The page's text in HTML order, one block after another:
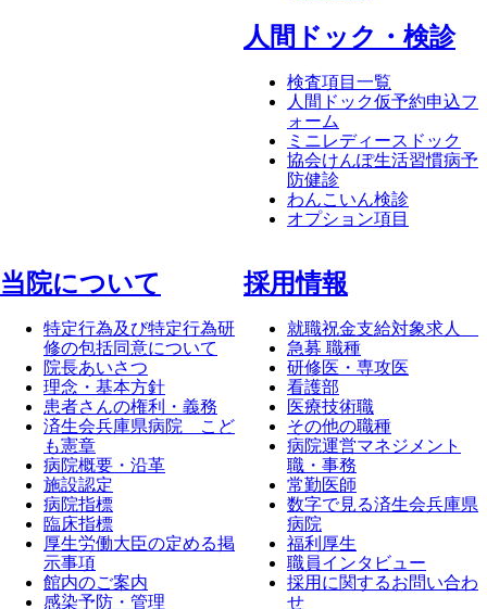
⼈間ドック・検診
検査項目一覧
人間ドック仮予約申込フ
ォーム
ミニレディースドック
協会けんぽ生活習慣病予
防健診
わんこいん検診
オプション項目
当院について
特定行為及び特定行為研
修の包括同意について
院長あいさつ
理念・基本方針
患者さんの権利・義務
済生会兵庫県病院 こど
も憲章
病院概要・沿革
施設認定
病院指標
臨床指標
厚生労働大臣の定める掲
示事項
館内のご案内
感染予防・管理
採⽤情報
就職祝金支給対象求人
急募 職種
研修医・専攻医
看護部
医療技術職
その他の職種
病院運営マネジメント
職・事務
常勤医師
数字で見る済生会兵庫県
病院
福利厚生
職員インタビュー
採用に関するお問い合わ
せ